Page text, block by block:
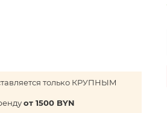
только КРУПНЫМ
от 1500 BYN